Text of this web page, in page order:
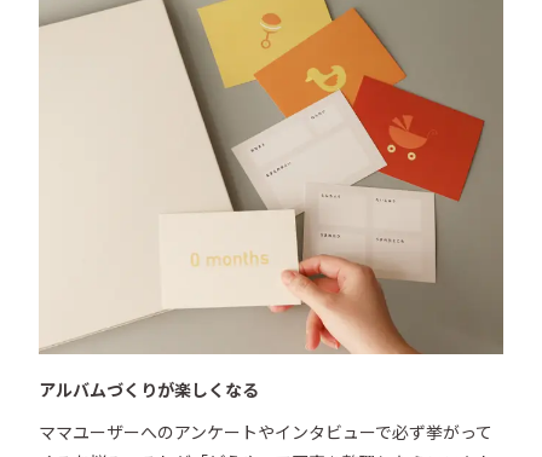
アルバムづくりが楽しくなる
ママユーザーへのアンケートやインタビューで必ず挙がって